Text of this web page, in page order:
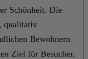
Schönheit. Die
qualitativ
Bewohnern
Ziel für Besucher,